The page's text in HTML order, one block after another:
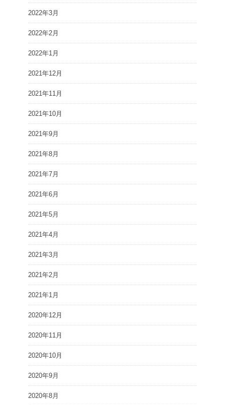
2022年3月
2022年2月
2022年1月
2021年12月
2021年11月
2021年10月
2021年9月
2021年8月
2021年7月
2021年6月
2021年5月
2021年4月
2021年3月
2021年2月
2021年1月
2020年12月
2020年11月
2020年10月
2020年9月
2020年8月